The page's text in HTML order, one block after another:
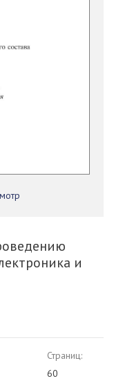
и
Страниц:
60